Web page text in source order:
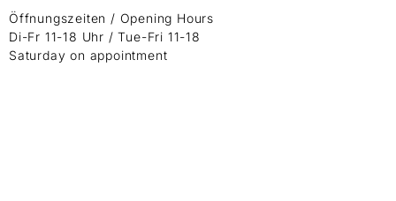
Öffnungszeiten / Opening Hours
Di-Fr 11-18 Uhr / Tue-Fri 11-18
Saturday on appointment